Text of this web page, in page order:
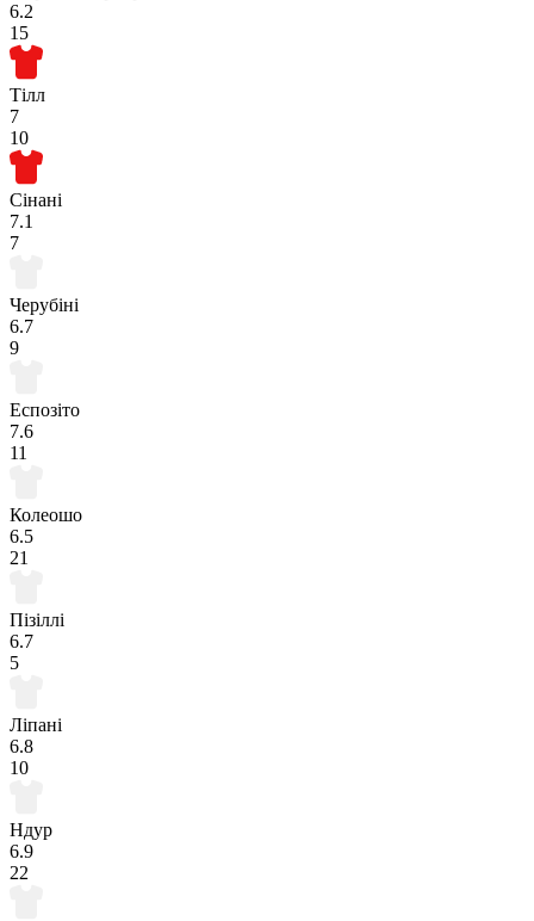
6.2
15
Тілл
7
10
Сінані
7.1
7
Черубіні
6.7
9
Еспозіто
7.6
11
Колеошо
6.5
21
Пізіллі
6.7
5
Ліпані
6.8
10
Ндур
6.9
22